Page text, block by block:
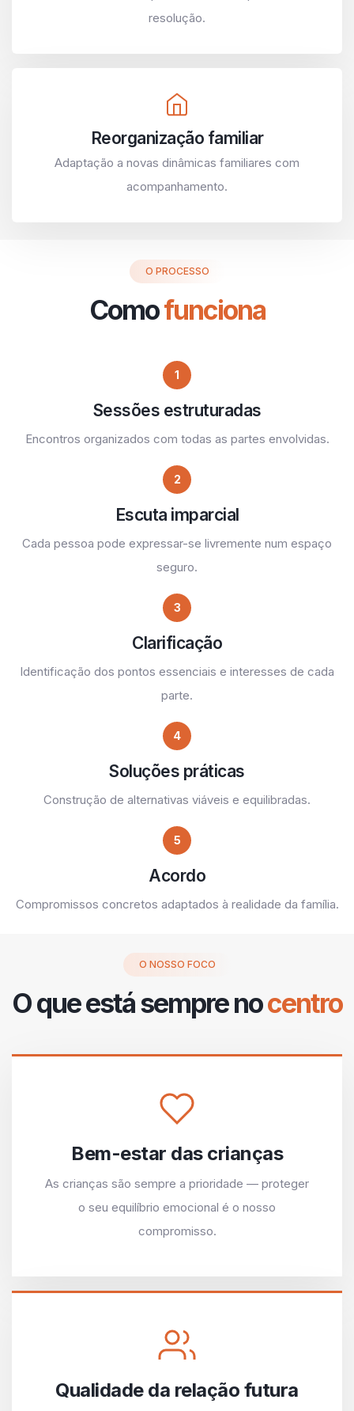
resolução.
Reorganização familiar
Adaptação a novas dinâmicas familiares com
acompanhamento.
O PROCESSO
Comofunciona
1
Sessões estruturadas
Encontros organizados com todas as partes envolvidas.
2
Escuta imparcial
Cada pessoa pode expressar-se livremente num espaço
seguro.
3
Clarificação
Identificação dos pontos essenciais e interesses de cada
parte.
4
Soluções práticas
Construção de alternativas viáveis e equilibradas.
5
Acordo
Compromissos concretos adaptados à realidade da família.
O NOSSO FOCO
O que está sempre nocentro
Bem-estar das crianças
As crianças são sempre a prioridade — proteger
o seu equilíbrio emocional é o nosso
compromisso.
Qualidade da relação futura